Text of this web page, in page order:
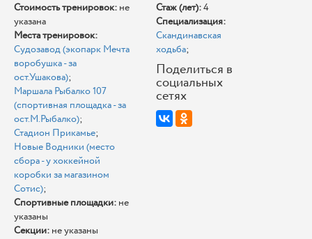
Стоимость тренировок: не
указана
Места тренировок:
Судозавод (экопарк Мечта
воробушка - за
ост.Ушакова);
Маршала Рыбалко 107
(спортивная площадка - за
ост.М.Рыбалко);
Стадион Прикамье;
Новые Водники (место
сбора - у хоккейной
коробки за магазином
Сотис);
Спортивные площадки: не
указаны
Секции: не указаны
Стаж (лет):4
Специализация:
Скандинавская
ходьба;
Поделиться в
социальных
сетях